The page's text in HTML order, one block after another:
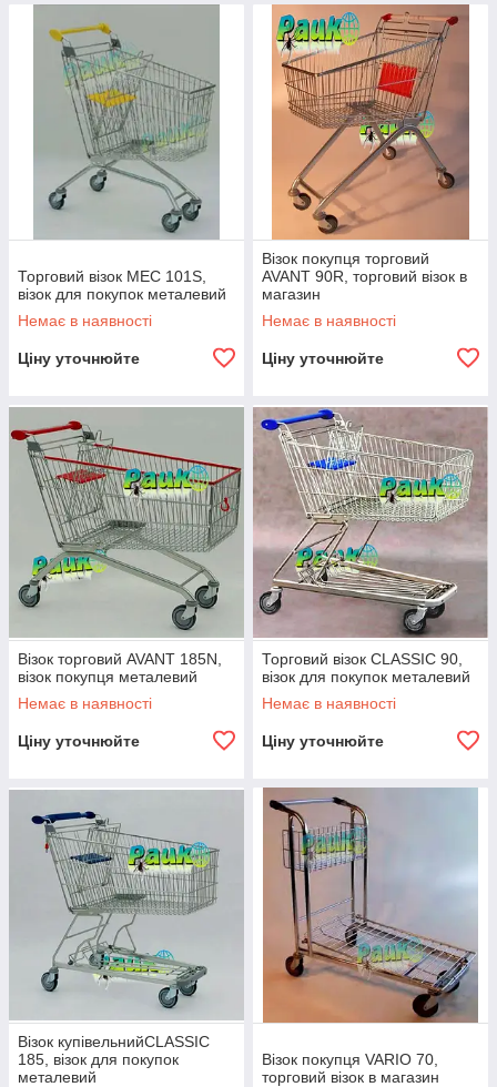
Торговий візок MEC 101S,
візок для покупок металевий
Немає в наявності
Ціну уточнюйте
Візок покупця торговий
AVANT 90R, торговий візок в
магазин
Немає в наявності
Ціну уточнюйте
Візок торговий AVANT 185N,
візок покупця металевий
Немає в наявності
Ціну уточнюйте
Торговий візок CLASSIC 90,
візок для покупок металевий
Немає в наявності
Ціну уточнюйте
Візок купівельнийCLASSIC
185, візок для покупок
металевий
Візок покупця VARIO 70,
торговий візок в магазин